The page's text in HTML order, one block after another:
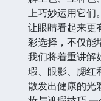
上巧妙运用它们
让眼睛看起来更
彩选择，不仅能
我们将着重讲解
瑕、眼影、腮红
散发出健康的